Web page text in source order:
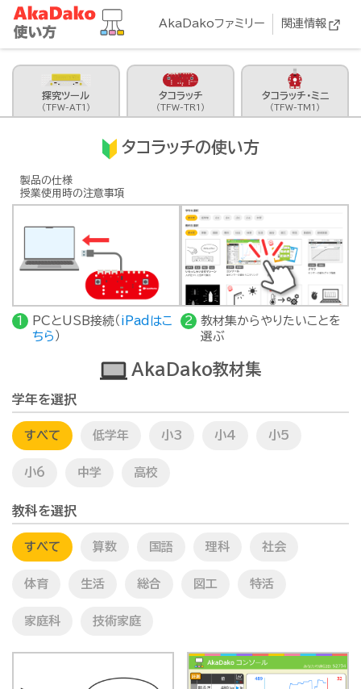
AkaDakoファミリー 関連情報
探究ツール
（TFW-AT1）
タコラッチ
（TFW-TR1）
タコラッチ・ミニ
（TFW-TM1）
タコラッチの使い方
製品の仕様
授業使用時の注意事項
PCとUSB接続（ iPadはこ
ちら ）
教材集からやりたいことを
選ぶ
AkaDako教材集
学年を選択
すべて 低学年 小3 小4 小5
小6 中学 高校
教科を選択
すべて 算数 国語 理科 社会
体育 生活 総合 図工 特活
家庭科 技術家庭